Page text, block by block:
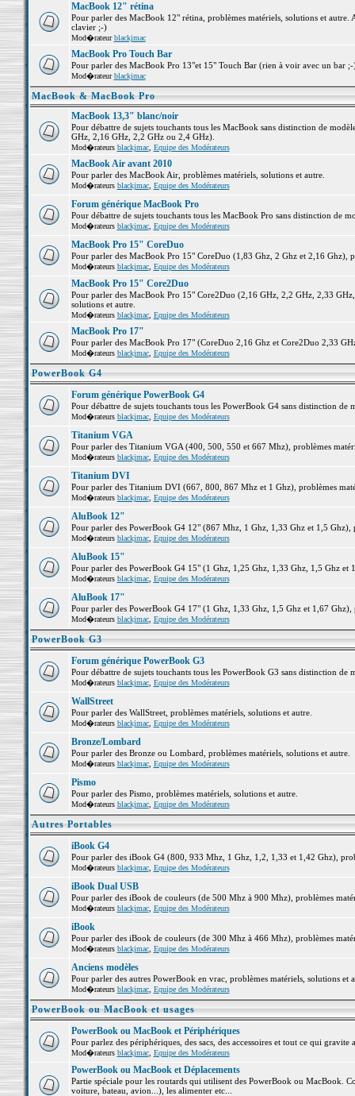
MacBook 12" rétina
Pour parler des MacBook 12" rétina, problèmes matériels, solutions et
clavier ;-)
Mod�rateurblackjmac
MacBook Pro Touch Bar
Pour parler des MacBook Pro 13"et 15" Touch Bar (rien à voir avec un bar
Mod�rateurblackjmac
MacBook & MacBook Pro
MacBook 13,3" blanc/noir
Pour débattre de sujets touchants tous les MacBook sans distinction de
GHz, 2,16 GHz, 2,2 GHz ou 2,4 GHz).
Mod�rateurs blackjmac, Equipe des Modérateurs
MacBook Air avant 2010
Pour parler des MacBook Air, problèmes matériels, solutions et autre.
Mod�rateurs blackjmac, Equipe des Modérateurs
Forum générique MacBook Pro
Pour débattre de sujets touchants tous les MacBook Pro sans distinction de
Mod�rateurs blackjmac, Equipe des Modérateurs
MacBook Pro 15" CoreDuo
Pour parler des MacBook Pro 15" CoreDuo (1,83 Ghz, 2 Ghz et 2,16 Ghz),
Mod�rateurs blackjmac, Equipe des Modérateurs
MacBook Pro 15" Core2Duo
Pour parler des MacBook Pro 15" Core2Duo (2,16 GHz, 2,2 GHz, 2,33
solutions et autre.
Mod�rateurs blackjmac, Equipe des Modérateurs
MacBook Pro 17"
Pour parler des MacBook Pro 17" (CoreDuo 2,16 Ghz et Core2Duo 2,33
Mod�rateurs blackjmac, Equipe des Modérateurs
PowerBook G4
Forum générique PowerBook G4
Pour débattre de sujets touchants tous les PowerBook G4 sans distinction de
Mod�rateurs blackjmac, Equipe des Modérateurs
Titanium VGA
Pour parler des Titanium VGA (400, 500, 550 et 667 Mhz), problèmes
Mod�rateurs blackjmac, Equipe des Modérateurs
Titanium DVI
Pour parler des Titanium DVI (667, 800, 867 Mhz et 1 Ghz), problèmes
Mod�rateurs blackjmac, Equipe des Modérateurs
AluBook 12"
Pour parler des PowerBook G4 12" (867 Mhz, 1 Ghz, 1,33 Ghz et 1,5 Ghz),
Mod�rateurs blackjmac, Equipe des Modérateurs
AluBook 15"
Pour parler des PowerBook G4 15" (1 Ghz, 1,25 Ghz, 1,33 Ghz, 1,5 Ghz et
Mod�rateurs blackjmac, Equipe des Modérateurs
AluBook 17"
Pour parler des PowerBook G4 17" (1 Ghz, 1,33 Ghz, 1,5 Ghz et 1,67 Ghz),
Mod�rateurs blackjmac, Equipe des Modérateurs
PowerBook G3
Forum générique PowerBook G3
Pour débattre de sujets touchants tous les PowerBook G3 sans distinction de
Mod�rateurs blackjmac, Equipe des Modérateurs
WallStreet
Pour parler des WallStreet, problèmes matériels, solutions et autre.
Mod�rateurs blackjmac, Equipe des Modérateurs
Bronze/Lombard
Pour parler des Bronze ou Lombard, problèmes matériels, solutions et autre.
Mod�rateurs blackjmac, Equipe des Modérateurs
Pismo
Pour parler des Pismo, problèmes matériels, solutions et autre.
Mod�rateurs blackjmac, Equipe des Modérateurs
Autres Portables
iBook G4
Pour parler des iBook G4 (800, 933 Mhz, 1 Ghz, 1,2, 1,33 et 1,42 Ghz),
Mod�rateurs blackjmac, Equipe des Modérateurs
iBook Dual USB
Pour parler des iBook de couleurs (de 500 Mhz à 900 Mhz), problèmes
Mod�rateurs blackjmac, Equipe des Modérateurs
iBook
Pour parler des iBook de couleurs (de 300 Mhz à 466 Mhz), problèmes
Mod�rateurs blackjmac, Equipe des Modérateurs
Anciens modèles
Pour parler des autres PowerBook en vrac, problèmes matériels, solutions et
Mod�rateurs blackjmac, Equipe des Modérateurs
PowerBook ou MacBook et usages
PowerBook ou MacBook et Périphériques
Pour parlez des périphériques, des sacs, des accessoires et tout ce qui
Mod�rateurs blackjmac, Equipe des Modérateurs
PowerBook ou MacBook et Déplacements
Partie spéciale pour les routards qui utilisent des PowerBook ou MacBook.
voiture, bateau, avion...), les alimenter etc...